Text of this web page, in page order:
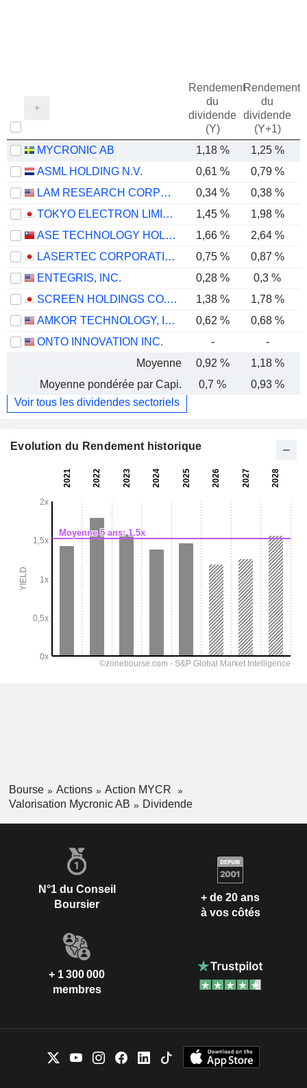
Rendement
du
dividende
(Y)
Rendement
du
dividende
(Y+1)
MYCRONIC AB 1,18 % 1,25 %
ASML HOLDING N.V.
0,61 % 0,79 %
LAM RESEARCH CORPORATION
0,34 % 0,38 %
TOKYO ELECTRON LIMITED
1,45 % 1,98 %
ASE TECHNOLOGY HOLDING CO., LTD.
1,66 % 2,64 %
LASERTEC CORPORATION
0,75 % 0,87 %
ENTEGRIS, INC.
0,28 % 0,3 %
SCREEN HOLDINGS CO., LTD.
1,38 % 1,78 %
AMKOR TECHNOLOGY, INC.
0,62 % 0,68 %
ONTO INNOVATION INC.
- -
Moyenne
0,92 % 1,18 %
Moyenne pondérée par Capi.
0,7 % 0,93 %
Voir tous les dividendes sectoriels
Evolution du Rendement historique
Bourse Actions
Action MYCR
Valorisation Mycronic AB
Dividende
N°1 du Conseil
Boursier
+ de 20 ans
à vos côtés
+ 1 300 000
membres